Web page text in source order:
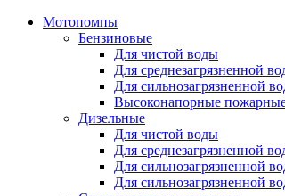
Мотопомпы
Бензиновые
Для чистой воды
Для среднезагрязненной
Для сильнозагрязненной
Высоконапорные
Дизельные
Для чистой воды
Для среднезагрязненной
Для сильнозагрязненной
Для сильнозагрязненной